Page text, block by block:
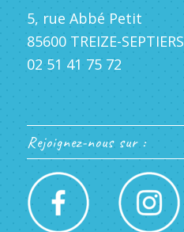
5, rue Abbé Petit
85600 TREIZE-SEPTIERS
02 51 41 75 72
Rejoignez-nous sur :